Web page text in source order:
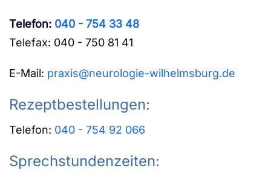
Telefon: 040 - 754 33 48
Telefax: 040 - 750 81 41
E-Mail: praxis@neurologie-wilhelmsburg.de
Rezeptbestellungen:
Telefon: 040 - 754 92 066
Sprechstundenzeiten: